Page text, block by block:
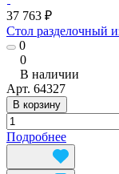
37 763 ₽
Стол разделочный
0
0
В наличии
Арт. 64327
В корзину
Подробнее